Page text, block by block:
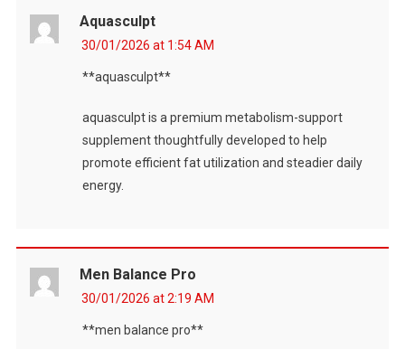
Aquasculpt
30/01/2026 at 1:54 AM
**aquasculpt**
aquasculpt is a premium metabolism-support
supplement thoughtfully developed to help
promote efficient fat utilization and steadier daily
energy.
Men Balance Pro
30/01/2026 at 2:19 AM
**men balance pro**